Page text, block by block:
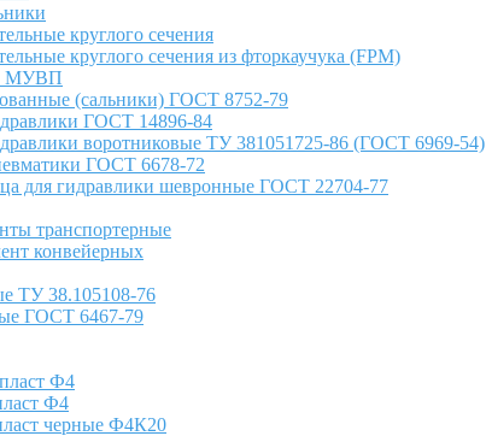
круглого сечения
круглого сечения из фторкаучука (FPM)
МУВП
(сальники) ГОСТ 8752-79
ГОСТ 14896-84
воротниковые ТУ 381051725-86 (ГОСТ 6969-54)
ГОСТ 6678-72
для гидравлики шевронные ГОСТ 22704-77
транспортерные
конвейерных
ТУ 38.105108-76
ГОСТ 6467-79
Ф4
Ф4
черные Ф4К20